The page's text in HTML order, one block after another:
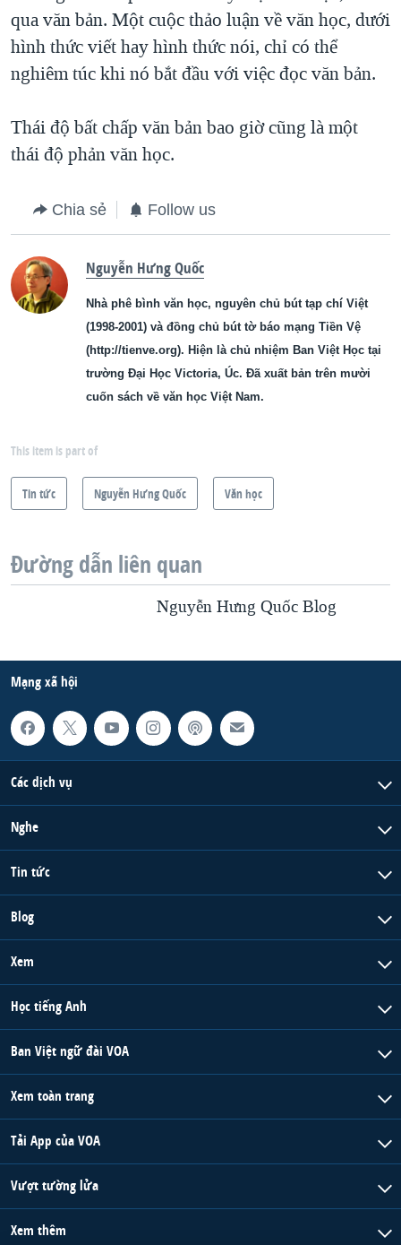
qua văn bản. Một cuộc thảo luận về văn học, dưới
hình thức viết hay hình thức nói, chỉ có thể
nghiêm túc khi nó bắt đầu với việc đọc văn bản.
Thái độ bất chấp văn bản bao giờ cũng là một
thái độ phản văn học.
Chia sẻ Follow us
Nguyễn Hưng Quốc
Nhà phê bình văn học, nguyên chủ bút tạp chí Việt
(1998-2001) và đồng chủ bút tờ báo mạng Tiền Vệ
(http://tienve.org). Hiện là chủ nhiệm Ban Việt Học tại
trường Đại Học Victoria, Úc. Đã xuất bản trên mười
cuốn sách về văn học Việt Nam.
This item is part of
Tin tức Nguyễn Hưng Quốc Văn học
Đường dẫn liên quan
Nguyễn Hưng Quốc Blog
Mạng xã hội
Các dịch vụ
Nghe
Tin tức
Blog
Xem
Học tiếng Anh
Ban Việt ngữ đài VOA
Xem toàn trang
Tải App của VOA
Vượt tường lửa
Xem thêm